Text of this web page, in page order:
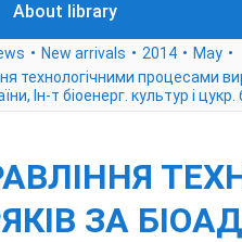
About library
New arrivals 2014
May
технологічними процесами
Ін-т біоенерг. культур і цукр.
ЗА